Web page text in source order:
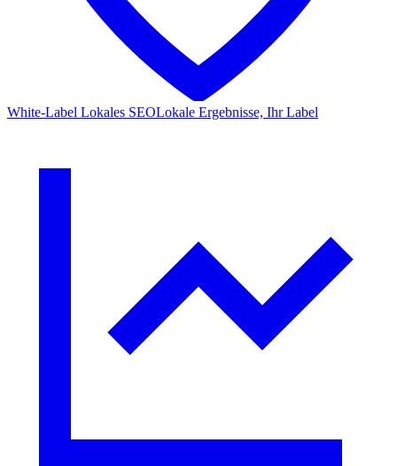
White-Label Lokales SEOLokale Ergebnisse, Ihr Label